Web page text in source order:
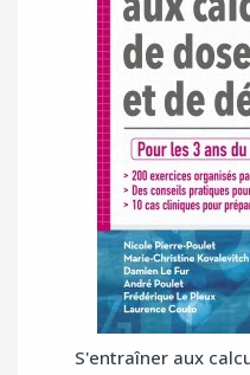
S'entraîner aux